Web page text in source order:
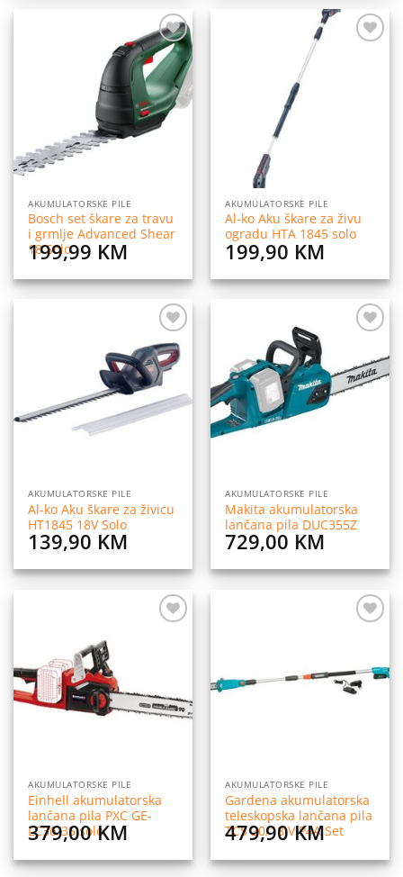
Dodaj
na
listu
želja
AKUMULATORSKE PILE
Bosch set škare za travu
i grmlje Advanced Shear
18 Solo
199,99 KM
AKUMULATORSKE PILE
Al-ko Aku škare za živu
ogradu HTA 1845 solo
199,90 KM
Dodaj
na
listu
želja
AKUMULATORSKE PILE
Al-ko Aku škare za živicu
HT1845 18V Solo
139,90 KM
listu
želja
AKUMULATORSKE PILE
Makita akumulatorska
lančana pila DUC355Z
729,00 KM
AKUMULATORSKE PILE
Einhell akumulatorska
lančana pila PXC GE-
LC36/35 solo
379,00KM
želja
AKUMULATORSKE PILE
Gardena akumulatorska
teleskopska lančana pila
TCS 20/18 V P4A Set
479,90KM